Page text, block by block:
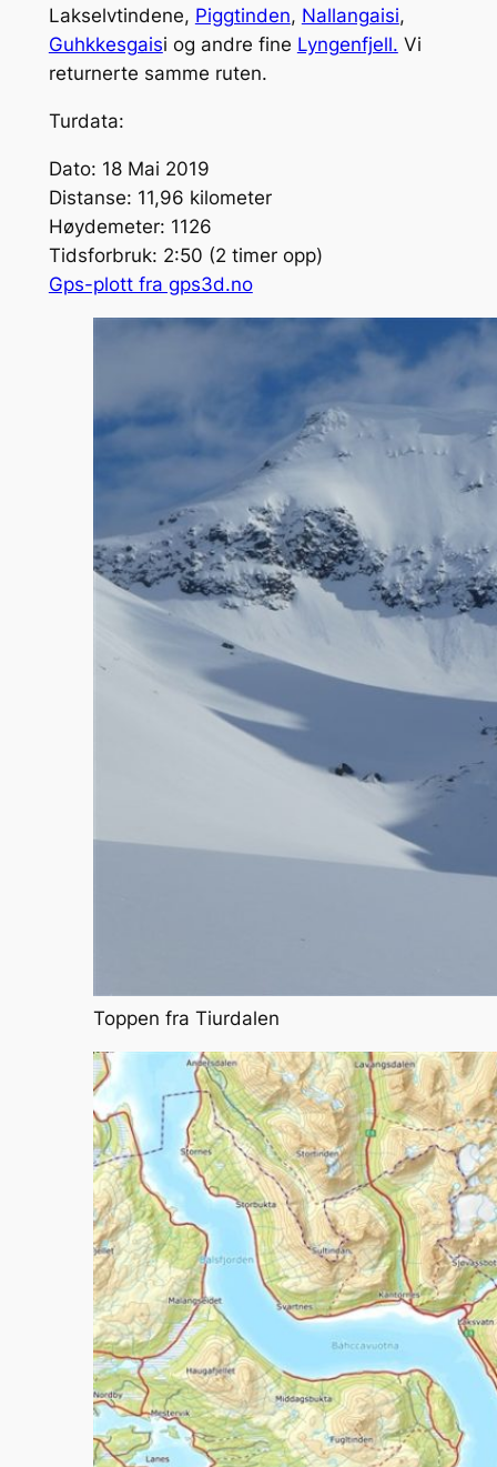
Lakselvtindene, Piggtinden, Nallangaisi,
Guhkkesgaisi og andre fine Lyngenfjell. Vi
returnerte samme ruten.
Turdata:
Dato: 18 Mai 2019
Distanse: 11,96 kilometer
Høydemeter: 1126
Tidsforbruk: 2:50 (2 timer opp)
Gps-plott fra gps3d.no
Toppen fra Tiurdalen